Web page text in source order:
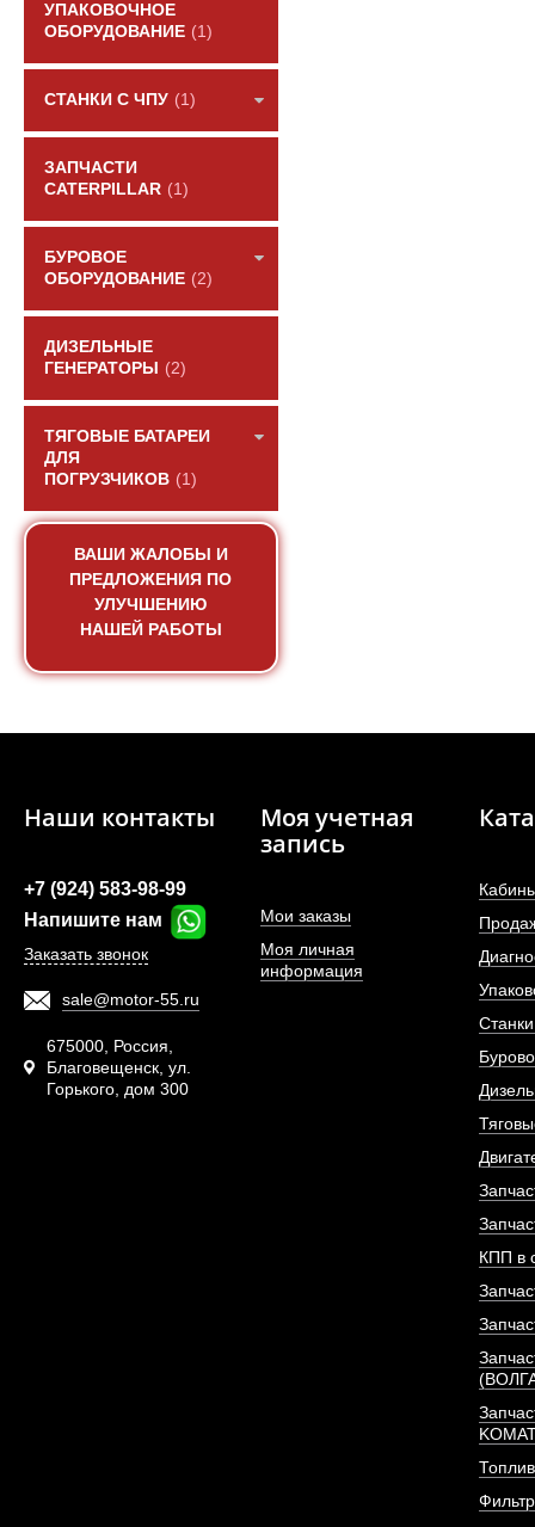
УПАКОВОЧНОЕ
ОБОРУДОВАНИЕ (1)
СТАНКИ С ЧПУ (1)
ЗАПЧАСТИ
CATERPILLAR (1)
БУРОВОЕ
ОБОРУДОВАНИЕ (2)
ДИЗЕЛЬНЫЕ
ГЕНЕРАТОРЫ
(2)
ТЯГОВЫЕ БАТАРЕИ
ДЛЯ
ПОГРУЗЧИКОВ (1)
ВАШИ ЖАЛОБЫ И
ПРЕДЛОЖЕНИЯ ПО
УЛУЧШЕНИЮ
НАШЕЙ РАБОТЫ
Наши контакты
+7 (924) 583-98-99
Напишите нам
Заказать звонок
sale@motor-55.ru
675000, Россия,
Благовещенск, ул.
Горького, дом 300
Моя учетная
запись
Мои заказы
Моя личная
информация
КПП в